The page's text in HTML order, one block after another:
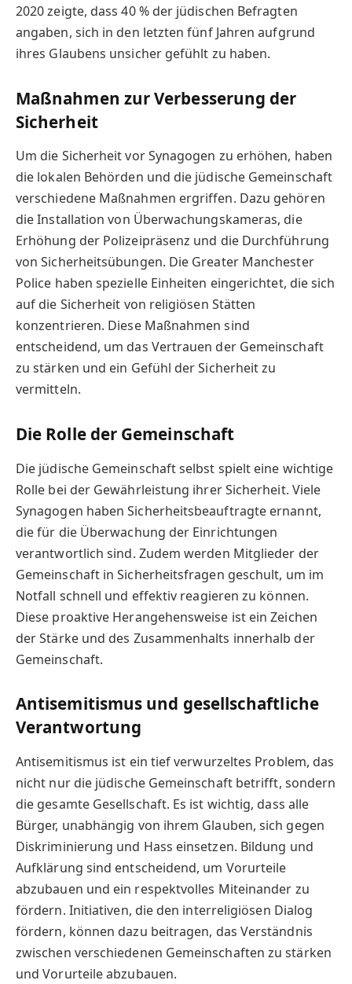
2020 zeigte, dass 40 % der jüdischen Befragten
angaben, sich in den letzten fünf Jahren aufgrund
ihres Glaubens unsicher gefühlt zu haben.
Maßnahmen zur Verbesserung der
Sicherheit
Um die Sicherheit vor Synagogen zu erhöhen, haben
die lokalen Behörden und die jüdische Gemeinschaft
verschiedene Maßnahmen ergriffen. Dazu gehören
die Installation von Überwachungskameras, die
Erhöhung der Polizeipräsenz und die Durchführung
von Sicherheitsübungen. Die Greater Manchester
Police haben spezielle Einheiten eingerichtet, die sich
auf die Sicherheit von religiösen Stätten
konzentrieren. Diese Maßnahmen sind
entscheidend, um das Vertrauen der Gemeinschaft
zu stärken und ein Gefühl der Sicherheit zu
vermitteln.
Die Rolle der Gemeinschaft
Die jüdische Gemeinschaft selbst spielt eine wichtige
Rolle bei der Gewährleistung ihrer Sicherheit. Viele
Synagogen haben Sicherheitsbeauftragte ernannt,
die für die Überwachung der Einrichtungen
verantwortlich sind. Zudem werden Mitglieder der
Gemeinschaft in Sicherheitsfragen geschult, um im
Notfall schnell und effektiv reagieren zu können.
Diese proaktive Herangehensweise ist ein Zeichen
der Stärke und des Zusammenhalts innerhalb der
Gemeinschaft.
Antisemitismus und gesellschaftliche
Verantwortung
Antisemitismus ist ein tief verwurzeltes Problem, das
nicht nur die jüdische Gemeinschaft betrifft, sondern
die gesamte Gesellschaft. Es ist wichtig, dass alle
Bürger, unabhängig von ihrem Glauben, sich gegen
Diskriminierung und Hass einsetzen. Bildung und
Aufklärung sind entscheidend, um Vorurteile
abzubauen und ein respektvolles Miteinander zu
fördern. Initiativen, die den interreligiösen Dialog
fördern, können dazu beitragen, das Verständnis
zwischen verschiedenen Gemeinschaften zu stärken
und Vorurteile abzubauen.